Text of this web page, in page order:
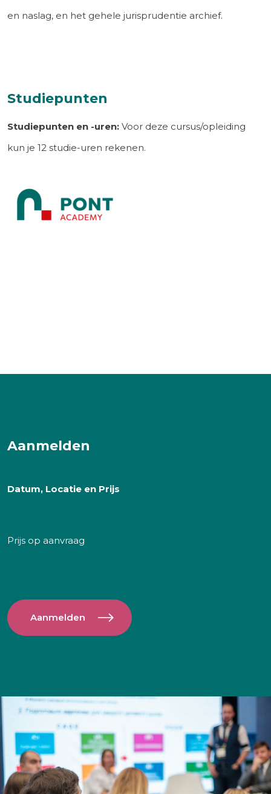
en naslag, en het gehele jurisprudentie archief.
Studiepunten
Studiepunten en -uren: Voor deze cursus/opleiding
kun je 12 studie-uren rekenen.
Aanmelden
Datum, Locatie en Prijs
Prijs op aanvraag
Aanmelden